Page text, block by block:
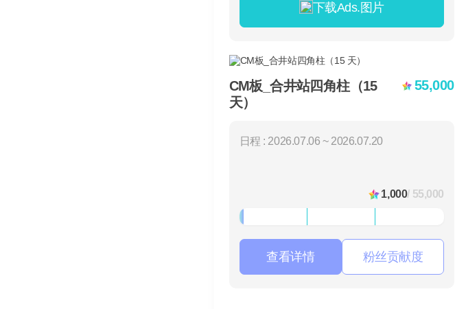
下载Ads.图片
CM板_合井站四角柱（15
天）
55,000
日程 : 2026.07.06 ~ 2026.07.20
1,000/ 55,000
查看详情 粉丝贡献度